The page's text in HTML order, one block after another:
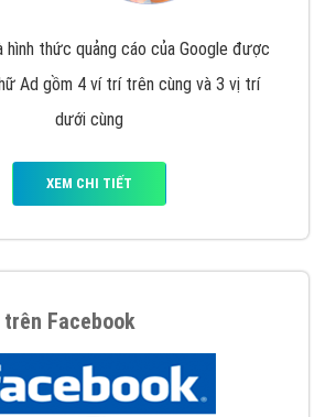
hình thức quảng cáo của Google được
Ad gồm 4 ví trí trên cùng và 3 vị trí
dưới cùng
XEM CHI TIẾT
trên Facebook